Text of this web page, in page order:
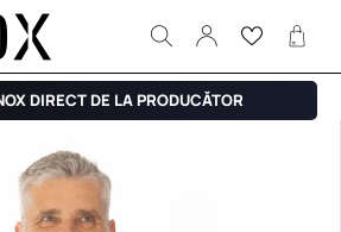
DIRECT DE LA PRODUCĂTOR